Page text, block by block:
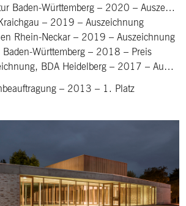
Baden-Württemberg – 2020 – Auszeichnung
– 2019 – Auszeichnung
Rhein-Neckar – 2019 – Auszeichnung
Württemberg – 2018 – Preis
BDA Heidelberg – 2017 – Auszeichnung
– 2013 – 1. Platz